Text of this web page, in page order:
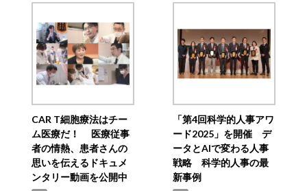
CAR T細胞療法はチー
ム医療だ！ 医療従事
者の情熱、患者さんの
思いを伝えるドキュメ
ンタリー動画を公開中
「第4回科学的人事アワ
ード2025」を開催 デ
ータとAIで変わる人事
戦略 科学的人事の最
新事例